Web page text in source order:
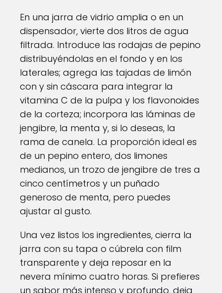
En una jarra de vidrio amplia o en un
dispensador, vierte dos litros de agua
filtrada. Introduce las rodajas de pepino
distribuyéndolas en el fondo y en los
laterales; agrega las tajadas de limón
con y sin cáscara para integrar la
vitamina C de la pulpa y los flavonoides
de la corteza; incorpora las láminas de
jengibre, la menta y, si lo deseas, la
rama de canela. La proporción ideal es
de un pepino entero, dos limones
medianos, un trozo de jengibre de tres a
cinco centímetros y un puñado
generoso de menta, pero puedes
ajustar al gusto.
Una vez listos los ingredientes, cierra la
jarra con su tapa o cúbrela con film
transparente y deja reposar en la
nevera mínimo cuatro horas. Si prefieres
un sabor más intenso y profundo, deja